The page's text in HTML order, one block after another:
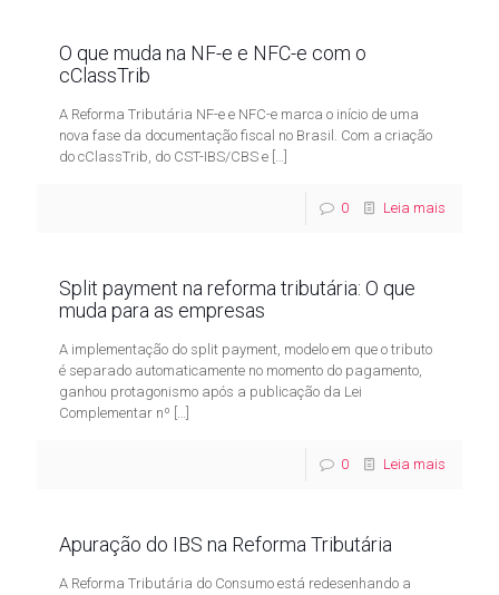
O que muda na NF-e e NFC-e com o
cClassTrib
A Reforma Tributária NF-e e NFC-e marca o início de uma
nova fase da documentação fiscal no Brasil. Com a criação
do cClassTrib, do CST-IBS/CBS e […]
0 Leia mais
Split payment na reforma tributária: O que
muda para as empresas
A implementação do split payment, modelo em que o tributo
é separado automaticamente no momento do pagamento,
ganhou protagonismo após a publicação da Lei
Complementar nº […]
0 Leia mais
Apuração do IBS na Reforma Tributária
A Reforma Tributária do Consumo está redesenhando a